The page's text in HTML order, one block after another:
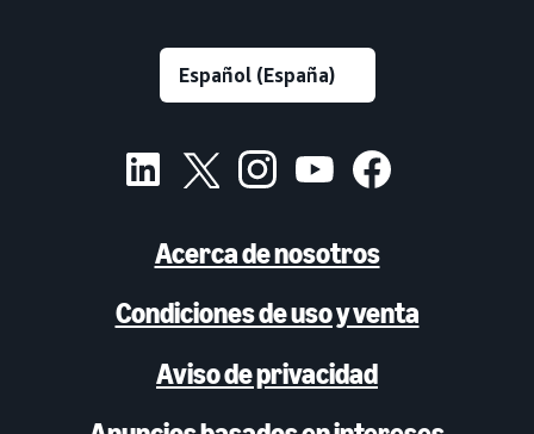
Acerca de nosotros
Condiciones de uso y venta
Aviso de privacidad